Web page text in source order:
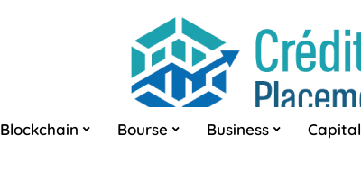
Blockchain Bourse Business Capital